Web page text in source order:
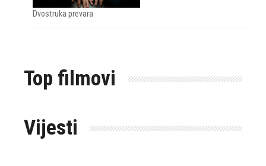
Dvostruka prevara
Top filmovi
Vijesti